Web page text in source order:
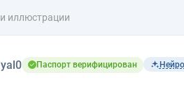
иллюстрации
yal0 Паспорт верифицирован